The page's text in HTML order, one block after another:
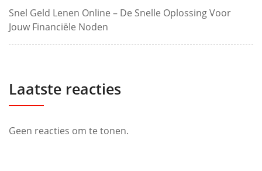
Snel Geld Lenen Online – De Snelle Oplossing Voor
Jouw Financiële Noden
Laatste reacties
Geen reacties om te tonen.